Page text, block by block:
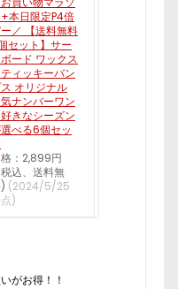
本日限定P4倍
／ 【送料無料
セット】サー
ード ワックス
ィッキーバン
オリジナル
ナンバーワン
きなシーズン
べる6個セッ
：2,899円
税込、送料無
(2024/5/25
)
がお得！！